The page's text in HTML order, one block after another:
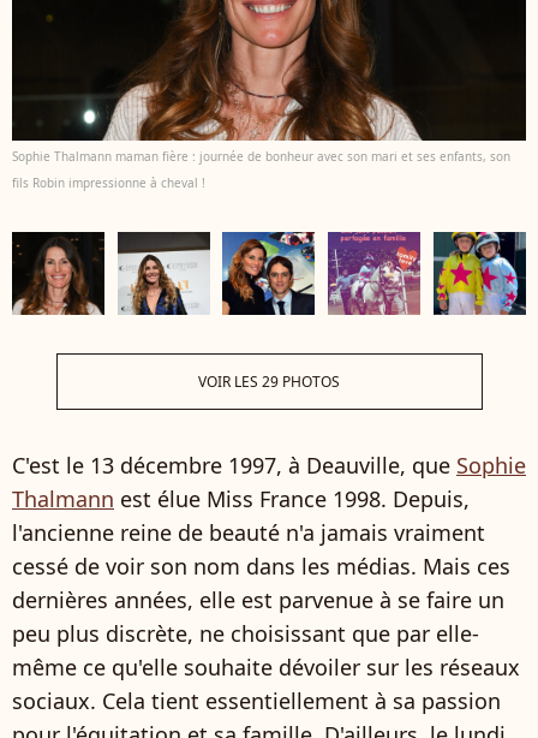
Sophie Thalmann maman fière : journée de bonheur avec son mari et ses enfants, son
fils Robin impressionne à cheval !
VOIR LES 29 PHOTOS
C'est le 13 décembre 1997, à Deauville, que Sophie
Thalmann est élue Miss France 1998. Depuis,
l'ancienne reine de beauté n'a jamais vraiment
cessé de voir son nom dans les médias. Mais ces
dernières années, elle est parvenue à se faire un
peu plus discrète, ne choisissant que par elle-
même ce qu'elle souhaite dévoiler sur les réseaux
sociaux. Cela tient essentiellement à sa passion